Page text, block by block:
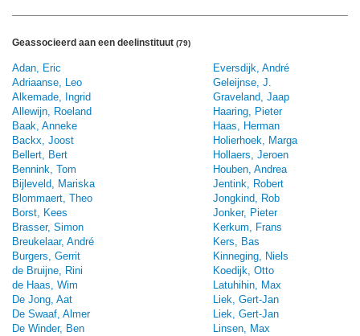
Geassocieerd aan een deelinstituut (79)
Adan, Eric
Adriaanse, Leo
Alkemade, Ingrid
Allewijn, Roeland
Baak, Anneke
Backx, Joost
Bellert, Bert
Bennink, Tom
Bijleveld, Mariska
Blommaert, Theo
Borst, Kees
Brasser, Simon
Breukelaar, André
Burgers, Gerrit
de Bruijne, Rini
de Haas, Wim
De Jong, Aat
De Swaaf, Almer
De Winder, Ben
Eversdijk, André
Geleijnse, J.
Graveland, Jaap
Haaring, Pieter
Haas, Herman
Holierhoek, Marga
Hollaers, Jeroen
Houben, Andrea
Jentink, Robert
Jongkind, Rob
Jonker, Pieter
Kerkum, Frans
Kers, Bas
Kinneging, Niels
Koedijk, Otto
Latuhihin, Max
Liek, Gert-Jan
Liek, Gert-Jan
Linsen, Max